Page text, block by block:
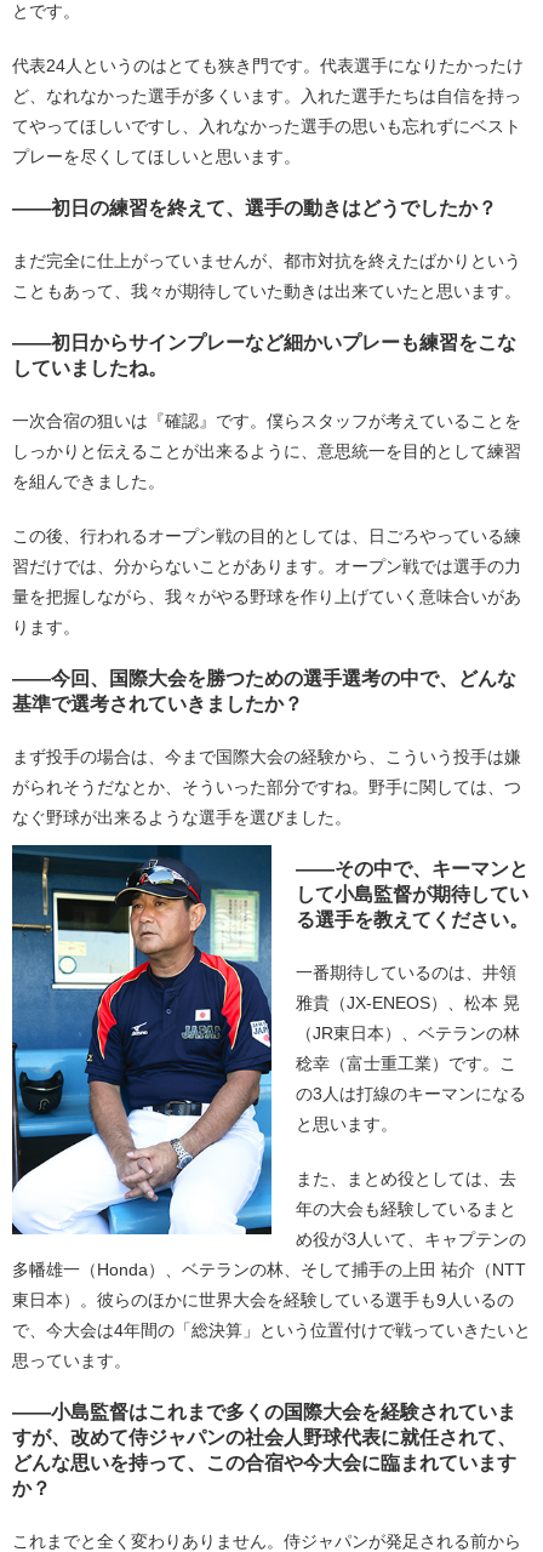
とです。
代表24人というのはとても狭き門です。代表選手になりたかったけ
ど、なれなかった選手が多くいます。入れた選手たちは自信を持っ
てやってほしいですし、入れなかった選手の思いも忘れずにベスト
プレーを尽くしてほしいと思います。
――初日の練習を終えて、選手の動きはどうでしたか？
まだ完全に仕上がっていませんが、都市対抗を終えたばかりという
こともあって、我々が期待していた動きは出来ていたと思います。
――初日からサインプレーなど細かいプレーも練習をこな
していましたね。
一次合宿の狙いは『確認』です。僕らスタッフが考えていることを
しっかりと伝えることが出来るように、意思統一を目的として練習
を組んできました。
この後、行われるオープン戦の目的としては、日ごろやっている練
習だけでは、分からないことがあります。オープン戦では選手の力
量を把握しながら、我々がやる野球を作り上げていく意味合いがあ
ります。
――今回、国際大会を勝つための選手選考の中で、どんな
基準で選考されていきましたか？
まず投手の場合は、今まで国際大会の経験から、こういう投手は嫌
がられそうだなとか、そういった部分ですね。野手に関しては、つ
なぐ野球が出来るような選手を選びました。
――その中で、キーマンと
して小島監督が期待してい
る選手を教えてください。
一番期待しているのは、井領
雅貴（JX-ENEOS）、松本 晃
（JR東日本）、ベテランの林
稔幸（富士重工業）です。こ
の3人は打線のキーマンになる
と思います。
また、まとめ役としては、去
年の大会も経験しているまと
め役が3人いて、キャプテンの
多幡雄一（Honda）、ベテランの林、そして捕手の上田 祐介（NTT
東日本）。彼らのほかに世界大会を経験している選手も9人いるの
で、今大会は4年間の「総決算」という位置付けで戦っていきたいと
思っています。
――小島監督はこれまで多くの国際大会を経験されていま
すが、改めて侍ジャパンの社会人野球代表に就任されて、
どんな思いを持って、この合宿や今大会に臨まれています
か？
これまでと全く変わりありません。侍ジャパンが発足される前から